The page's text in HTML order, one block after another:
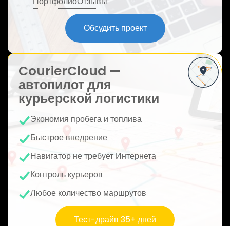
Обсудить проект
CourierCloud —
автопилот для
курьерской логистики
Экономия пробега и топлива
Быстрое внедрение
Навигатор не требует Интернета
Контроль курьеров
Любое количество маршрутов
Тест-драйв 35+ дней